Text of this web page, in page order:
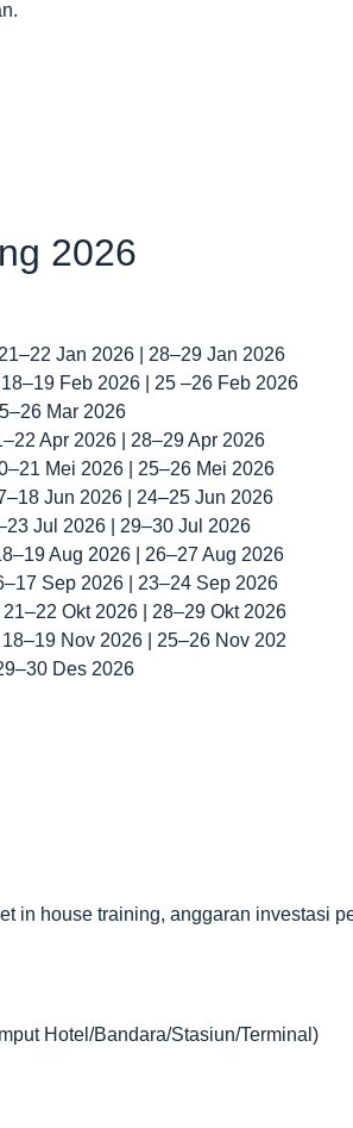
2026
Jan 2026 | 28–29 Jan 2026
Feb 2026 | 25 –26 Feb 2026
Mar 2026
Apr 2026 | 28–29 Apr 2026
Mei 2026 | 25–26 Mei 2026
Jun 2026 | 24–25 Jun 2026
Jul 2026 | 29–30 Jul 2026
Aug 2026 | 26–27 Aug 2026
Sep 2026 | 23–24 Sep 2026
Okt 2026 | 28–29 Okt 2026
Nov 2026 | 25–26 Nov 202
Des 2026
in house training, anggaran investasi
Hotel/Bandara/Stasiun/Terminal)